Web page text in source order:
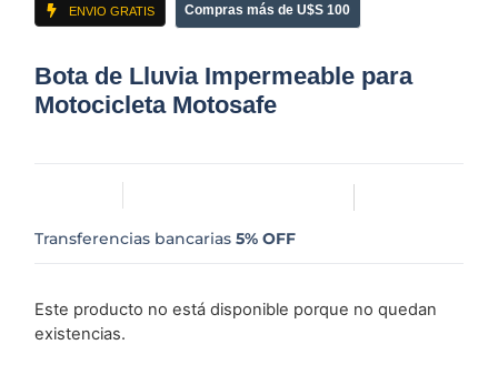
ENVIO GRATIS Compras más de U$S 100
Bota de Lluvia Impermeable para
Motocicleta Motosafe
Transferencias bancarias5% OFF
Este producto no está disponible porque no quedan
existencias.